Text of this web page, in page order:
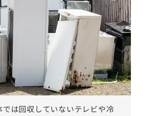
は回収していないテレビや冷